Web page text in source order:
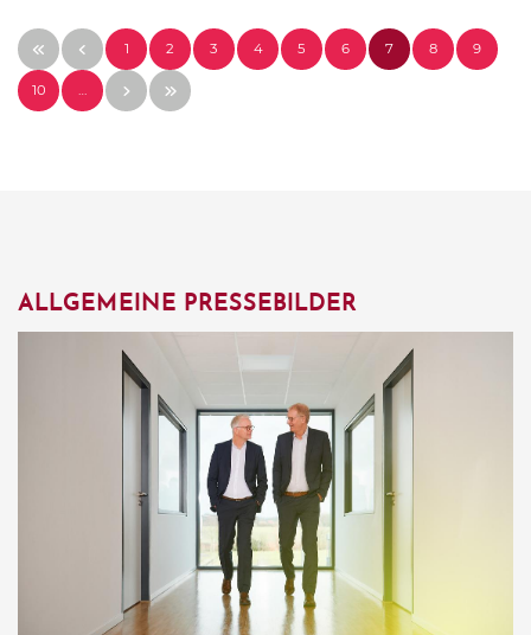
1 2 3 4 5 6 7 8 9
10
ALLGEMEINE PRESSEBILDER